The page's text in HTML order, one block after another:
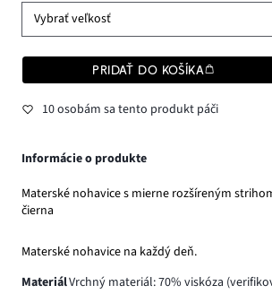
Vybrať veľkosť
PRIDAŤ DO KOŠÍKA
10 osobám sa tento produkt páči
Informácie o produkte
Materské nohavice s mierne rozšíreným
čierna
Materské nohavice na každý deň.
MateriálVrchný materiál: 70% viskóza